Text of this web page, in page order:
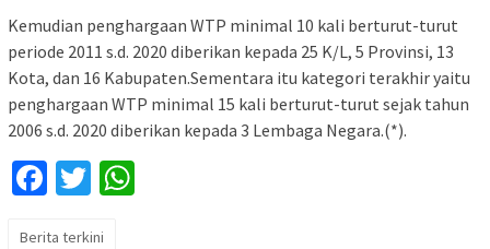
Kemudian penghargaan WTP minimal 10 kali berturut-turut
periode 2011 s.d. 2020 diberikan kepada 25 K/L, 5 Provinsi, 13
Kota, dan 16 Kabupaten.Sementara itu kategori terakhir yaitu
penghargaan WTP minimal 15 kali berturut-turut sejak tahun
2006 s.d. 2020 diberikan kepada 3 Lembaga Negara.(*).
Facebook
Twitter
Berita terkini